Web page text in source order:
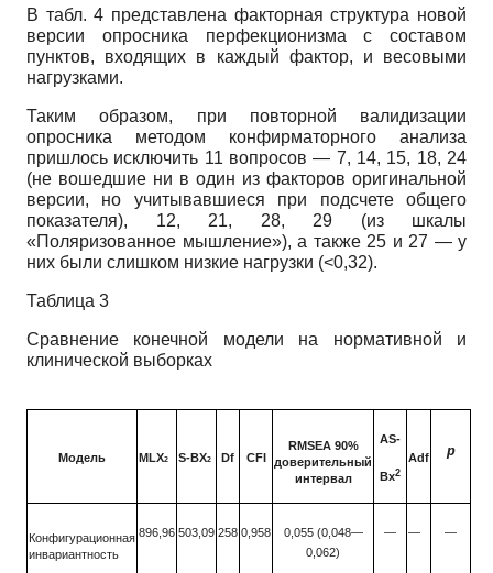
В табл. 4 представлена факторная структура новой
версии опросника перфекционизма с составом
пунктов, входящих в каждый фактор, и весовыми
нагрузками.
Таким образом, при повторной валидизации
опросника методом конфирматорного анализа
пришлось исключить 11 вопросов — 7, 14, 15, 18, 24
(не вошедшие ни в один из факторов оригинальной
версии, но учитывавшиеся при подсчете общего
показателя), 12, 21, 28, 29 (из шкалы
«Поляризованное мышление»), а также 25 и 27 — у
них были слишком низкие нагрузки (<0,32).
Таблица 3
Сравнение конечной модели на нормативной и
клинической выборках
Модель MLX2 S-BX2 Df CFI
RMSEA 90%
доверительный
интервал
AS-
Bx2
Adf p
Конфигурационная
инвариантность
896,96 503,09 258 0,958
0,055 (0,048—
0,062)
— — —